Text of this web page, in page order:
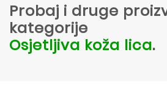
Probaj i druge
kategorije
Osjetljiva koža lica.